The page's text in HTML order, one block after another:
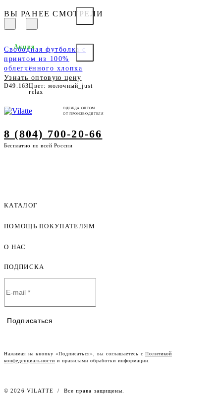
ВЫ РАНЕЕ СМОТРЕЛИ
Свободная футболка с
принтом из 100%
облегчённого хлопка
Узнать оптовую цену
D49.163Цвет: молочный_just
relax
Акция
ОДЕЖДА ОПТОМ
ОТ ПРОИЗВОДИТЕЛЯ
8 (804) 700-20-66
Бесплатно по всей России
КАТАЛОГ
Женская одежда оптом
Мужская одежда оптом
ПОМОЩЬ ПОКУПАТЕЛЯМ
Оплата и доставка
Договор-оферта
Условия сотрудничества
О НАС
Lookbook
Работа в компании
ПОДПИСКА
Подписаться
Нажимая на кнопку «Подписаться», вы соглашаетесь с Политикой
конфеденциальности и правилами обработки информации.
© 2026 VILATTE / Все права защищены.